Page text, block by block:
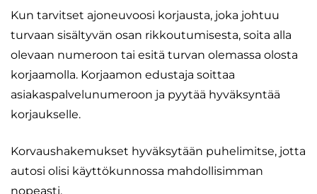
Kun tarvitset ajoneuvoosi korjausta, joka johtuu
turvaan sisältyvän osan rikkoutumisesta, soita alla
olevaan numeroon tai esitä turvan olemassa olosta
korjaamolla. Korjaamon edustaja soittaa
asiakaspalvelunumeroon ja pyytää hyväksyntää
korjaukselle.
Korvaushakemukset hyväksytään puhelimitse, jotta
autosi olisi käyttökunnossa mahdollisimman
nopeasti.